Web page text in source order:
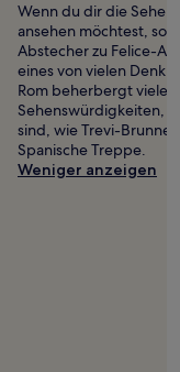
Wenn du dir die
ansehen möchtest,
Abstecher zu Felice-
eines von vielen
Rom beherbergt viele
Sehenswürdigkeiten,
sind, wie Trevi-
Spanische Treppe.
Weniger anzeigen